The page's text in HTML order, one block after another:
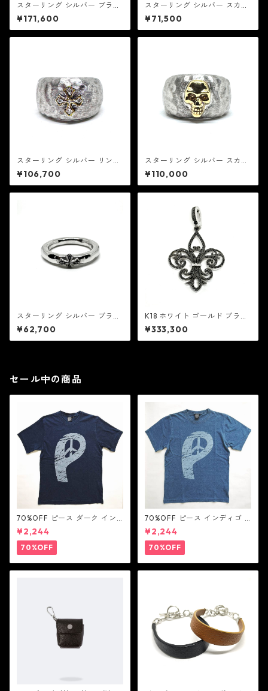
スターリング シルバー ブラッ
ク & ホワイト ダイヤモンド マ
ルチーズ クロス リング：Rho
nda Faber Green ロンダ フ
¥171,600
スターリング シルバー スカル
リング：Rhonda Faber Gree
n ロンダ フェイバー グリーン
¥71,500
スターリング シルバー リング
w/ホワイト ダイヤモンド マル
チーズ クロス 18K イエロー ゴ
ールド モチーフ：Rhonda Fa
¥106,700
スターリング シルバー スカル
リング w/18K イエロー ゴール
ド：Rhonda Faber Green ロ
ンダ フェイバー グリーン
¥110,000
スターリング シルバー ブラッ
ク ダイヤ マルチーズ クロス
リング：Rhonda Faber Gree
n ロンダ フェイバー グリーン
¥62,700
K18 ホワイト ゴールド ブラッ
ク & ホワイト ダイヤ フルール
ド リス ペンダント 0.37ct：R
honda Faber Green ロンダ
¥333,300
セール中の商品
70%OFF ピース ダーク イン
ディゴ Tシャツ：LOVE N' PEA
CE N' ROCK ' ROLL ラブ ン
ピース ン ロック ン ロール
¥2,244
70%OFF
70%OFF ピース インディゴ T
シャツ：LOVE N' PEACE N' R
OCK ' ROLL ラブ ン ピース ン
ロック ン ロール
¥2,244
70%OFF